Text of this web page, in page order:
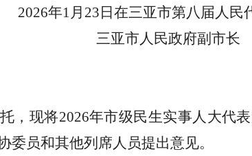
2026年1月 23 日在三亚市第八届人民
三亚市人民政府副市长
，现将2026年市级民生实事人大代
委员和其他列席人员提出意见。